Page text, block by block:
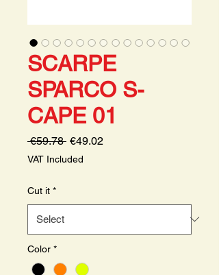
SCARPE
SPARCO S-
CAPE 01
€59.78 Regular
Price
€49.02
VAT Included
Cut it *
Color *